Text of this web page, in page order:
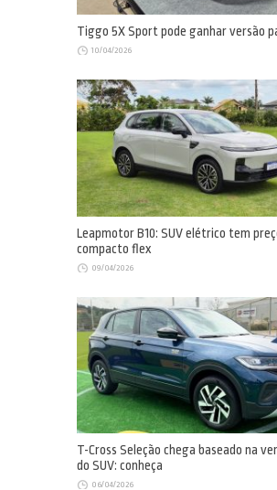
Tiggo 5X Sport pode ganhar versão
10/04/2026
Leapmotor B10: SUV elétrico tem
compacto flex
09/04/2026
T-Cross Seleção chega baseado na
do SUV: conheça
06/04/2026